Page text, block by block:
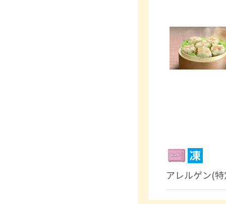
アレルゲン(